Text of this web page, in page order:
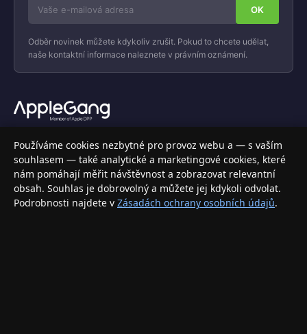
Odběr novinek můžete kdykoliv zrušit. Pokud to chcete udělat,
naše kontaktní informace naleznete v právním oznámení.
Váš specializovaný obchod s Apple produkty, příslušenstvím a
elektronikou. Nakupujte bezpečně a s jistotou.
INFORMACE
Doprava a doručení
Používáme cookies nezbytné pro provoz webu a — s vaším
souhlasem — také analytické a marketingové cookies, které
nám pomáhají měřit návštěvnost a zobrazovat relevantní
obsah. Souhlas je dobrovolný a můžete jej kdykoli odvolat.
Podrobnosti najdete v Zásadách ochrany osobních údajů.